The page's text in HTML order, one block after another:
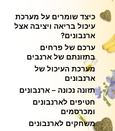
כיצד שומרים על מערכת
עיכול בריאה ויציבה אצל
ארנבונים?
ערכם של פרחים
בתזונתם של ארנבים
מערכת העיכול של
ארנבונים
תזונה נכונה – ארנבונים
חטיפים לארנבונים
ומכרסמים
משחקים לארנבונים